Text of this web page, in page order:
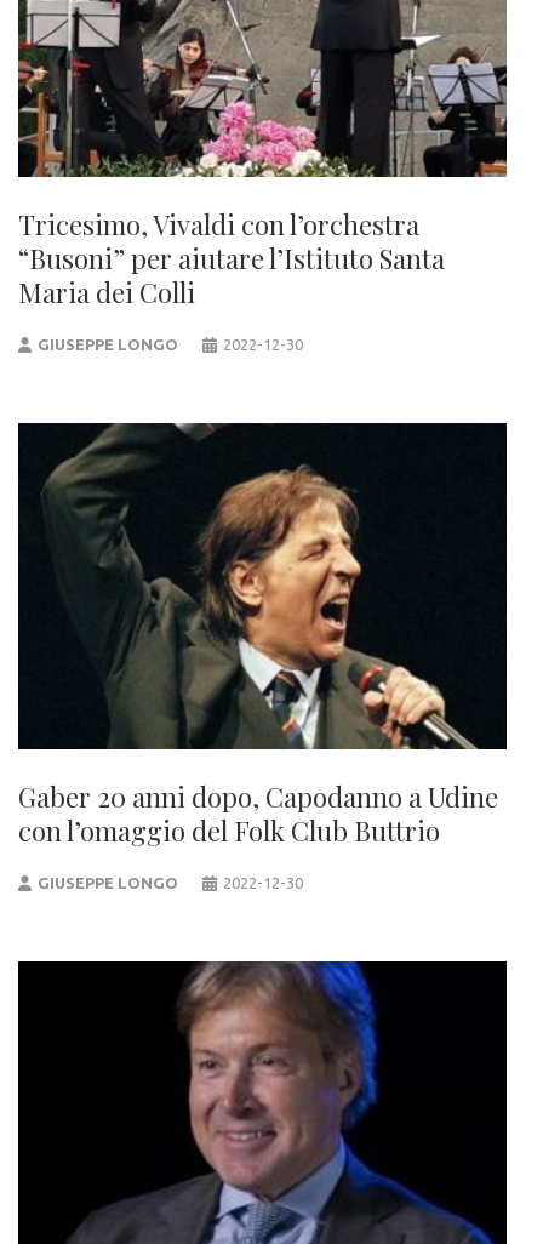
Tricesimo, Vivaldi con l’orchestra
“Busoni” per aiutare l’Istituto Santa
Maria dei Colli
GIUSEPPE LONGO 2022-12-30
Gaber 20 anni dopo, Capodanno a Udine
con l’omaggio del Folk Club Buttrio
GIUSEPPE LONGO 2022-12-30